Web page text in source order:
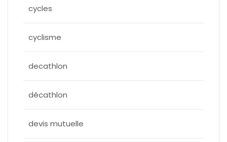
cycles
cyclisme
decathlon
décathlon
devis mutuelle